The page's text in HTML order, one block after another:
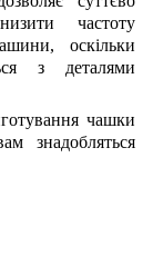
частоту
оскільки
з деталями
чашки
знадобляться